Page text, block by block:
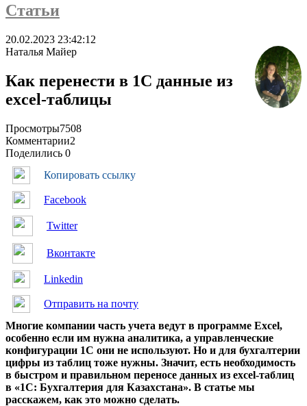
Статьи
20.02.2023 23:42:12
Наталья Майер
Как перенести в 1С данные из
excel-таблицы
Просмотры7508
Комментарии2
Поделились 0
Копировать ссылку
Facebook
Twitter
Вконтакте
Linkedin
Отправить на почту
Многие компании часть учета ведут в программе Excel,
особенно если им нужна аналитика, а управленческие
конфигурации 1С они не используют. Но и для бухгалтерии
цифры из таблиц тоже нужны. Значит, есть необходимость
в быстром и правильном переносе данных из excel-таблиц
в «1С: Бухгалтерия для Казахстана». В статье мы
расскажем, как это можно сделать.